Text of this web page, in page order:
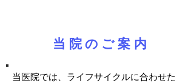
当院のご案内
当医院では、ライフサイクルに合わせた